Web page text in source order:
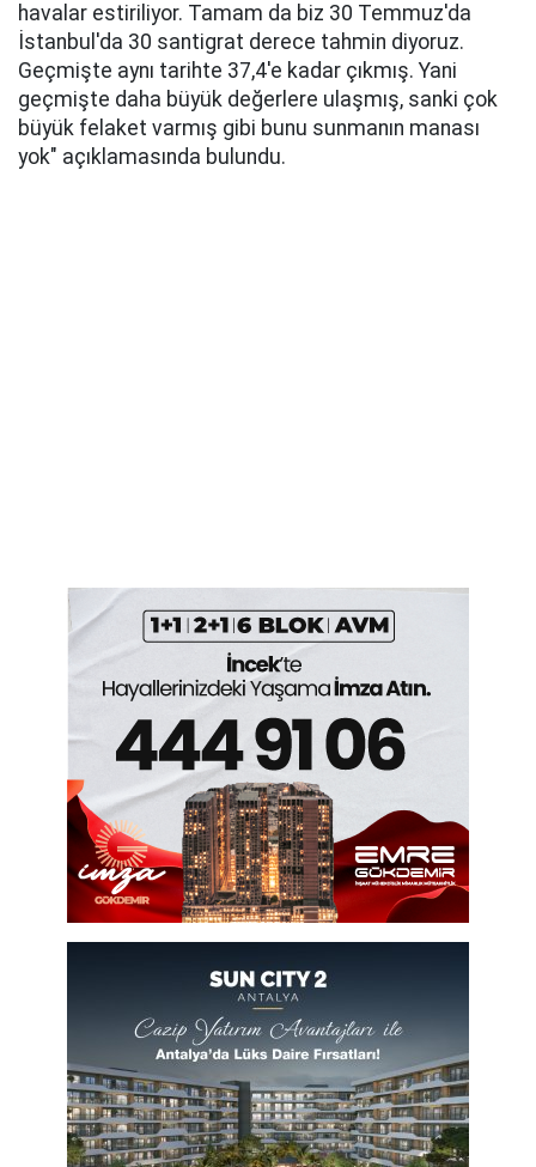
havalar estiriliyor. Tamam da biz 30 Temmuz'da
İstanbul'da 30 santigrat derece tahmin diyoruz.
Geçmişte aynı tarihte 37,4'e kadar çıkmış. Yani
geçmişte daha büyük değerlere ulaşmış, sanki çok
büyük felaket varmış gibi bunu sunmanın manası
yok" açıklamasında bulundu.